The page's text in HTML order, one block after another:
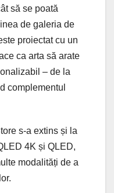
să se poată
de galeria de
proiectat cu un
ca arta să arate
– de la
complementul
s-a extins și la
4K și QLED,
modalități de a